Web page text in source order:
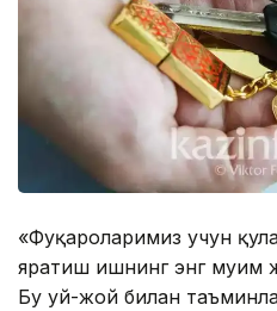
«Фуқароларимиз учун
яратиш ишнинг энг муҳим
Бу уй-жой билан